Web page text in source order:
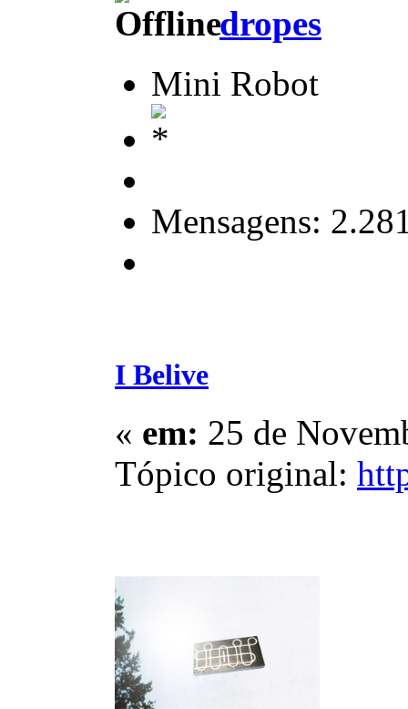
dropes
Mini Robot
Mensagens:
I Belive
« em: 25 de
Tópico original: